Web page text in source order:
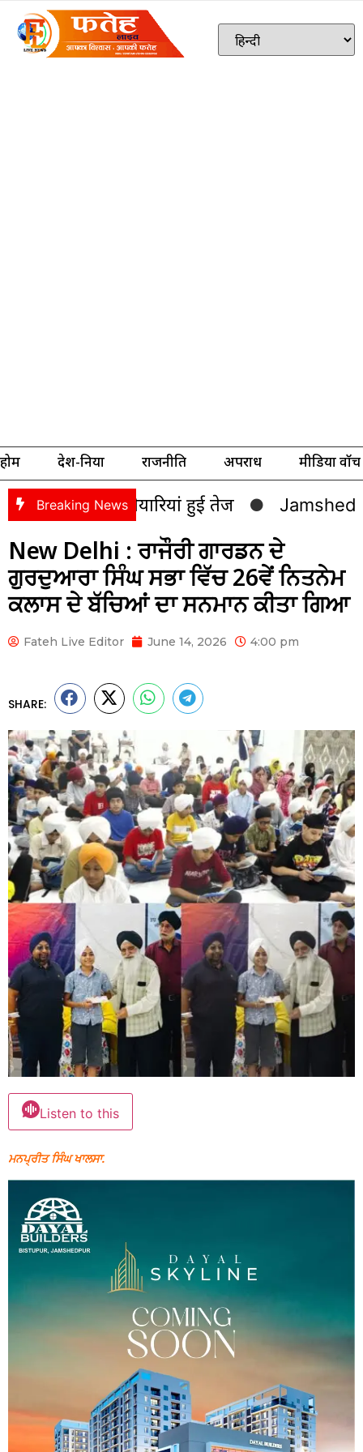
होम देश-दुनिया राजनीति अपराध मीडिया वॉच
Breaking News
की तैयारियां हुई तेज Jamshedpur : कंपनी
New Delhi : ਰਾਜੌਰੀ ਗਾਰਡਨ ਦੇ
ਗੁਰਦੁਆਰਾ ਸਿੰਘ ਸਭਾ ਵਿੱਚ 26ਵੇਂ ਨਿਤਨੇਮ
ਕਲਾਸ ਦੇ ਬੱਚਿਆਂ ਦਾ ਸਨਮਾਨ ਕੀਤਾ ਗਿਆ
Fateh Live Editor June 14, 2026 4:00 pm
SHARE:
Listen to this
ਮਨਪ੍ਰੀਤ ਸਿੰਘ ਖਾਲਸਾ.